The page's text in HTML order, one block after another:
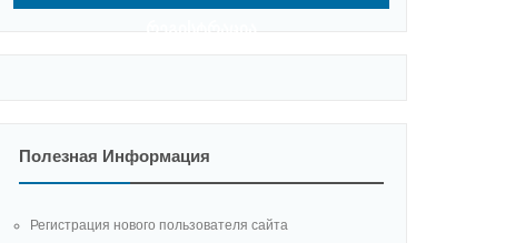
Полезная Информация
Регистрация нового пользователя сайта